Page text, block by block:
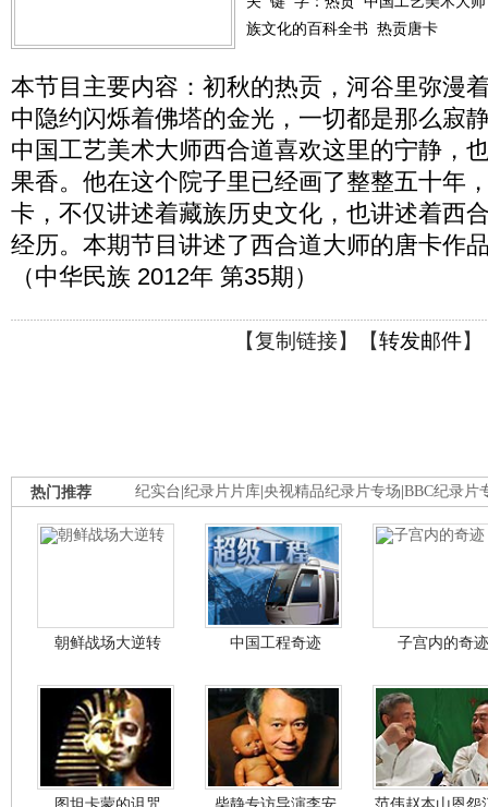
族文化的百科全书 热贡唐卡
本节目主要内容：初秋的热贡，河谷里弥漫
中隐约闪烁着佛塔的金光，一切都是那么寂
中国工艺美术大师西合道喜欢这里的宁静，
果香。他在这个院子里已经画了整整五十年
卡，不仅讲述着藏族历史文化，也讲述着西
经历。本期节目讲述了西合道大师的唐卡作
（中华民族 2012年 第35期）
【复制链接】【转发邮件】
纪实台 纪录片片库 央视精品纪录片专场 BBC纪录片
热门推荐
朝鲜战场大逆转 中国工程奇迹 子宫内的奇迹